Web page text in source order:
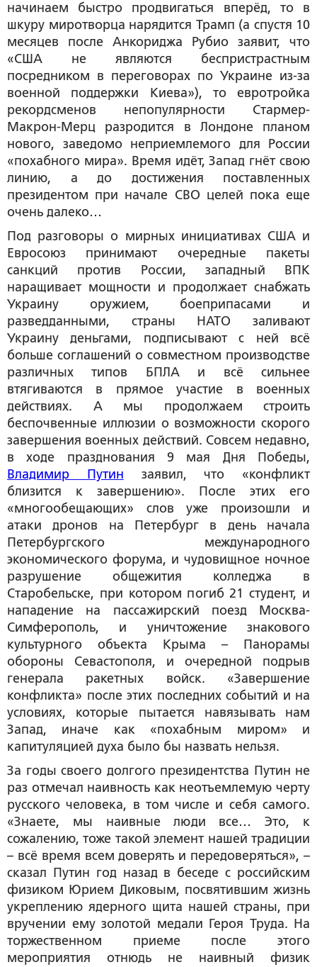
начинаем быстро продвигаться вперёд, то в
шкуру миротворца нарядится Трамп (а спустя 10
месяцев после Анкориджа Рубио заявит, что
«США не являются беспристрастным
посредником в переговорах по Украине из-за
военной поддержки Киева»), то евротройка
рекордсменов непопулярности Стармер-
Макрон-Мерц разродится в Лондоне планом
нового, заведомо неприемлемого для России
«похабного мира». Время идёт, Запад гнёт свою
линию, а до достижения поставленных
президентом при начале СВО целей пока еще
очень далеко…
Под разговоры о мирных инициативах США и
Евросоюз принимают очередные пакеты
санкций против России, западный ВПК
наращивает мощности и продолжает снабжать
Украину оружием, боеприпасами и
разведданными, страны НАТО заливают
Украину деньгами, подписывают с ней всё
больше соглашений о совместном производстве
различных типов БПЛА и всё сильнее
втягиваются в прямое участие в военных
действиях. А мы продолжаем строить
беспочвенные иллюзии о возможности скорого
завершения военных действий. Совсем недавно,
в ходе празднования 9 мая Дня Победы,
Владимир Путин заявил, что «конфликт
близится к завершению». После этих его
«многообещающих» слов уже произошли и
атаки дронов на Петербург в день начала
Петербургского международного
экономического форума, и чудовищное ночное
разрушение общежития колледжа в
Старобельске, при котором погиб 21 студент, и
нападение на пассажирский поезд Москва-
Симферополь, и уничтожение знакового
культурного объекта Крыма – Панорамы
обороны Севастополя, и очередной подрыв
генерала ракетных войск. «Завершение
конфликта» после этих последних событий и на
условиях, которые пытается навязывать нам
Запад, иначе как «похабным миром» и
капитуляцией духа было бы назвать нельзя.
За годы своего долгого президентства Путин не
раз отмечал наивность как неотъемлемую черту
русского человека, в том числе и себя самого.
«Знаете, мы наивные люди все… Это, к
сожалению, тоже такой элемент нашей традиции
– всё время всем доверять и передоверяться», –
сказал Путин год назад в беседе с российским
физиком Юрием Диковым, посвятившим жизнь
укреплению ядерного щита нашей страны, при
вручении ему золотой медали Героя Труда. На
торжественном приеме после этого
мероприятия отнюдь не наивный физик